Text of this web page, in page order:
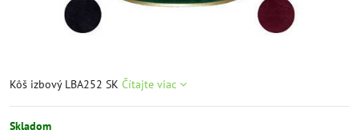
Kôš izbový LBA252 SK Čítajte viac
Skladom